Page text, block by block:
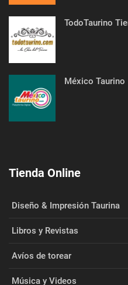
TodoTaurino
México Taurino
Tienda Online
Diseño & Impresión Taurina
Libros y Revistas
Avíos de torear
Música y Videos